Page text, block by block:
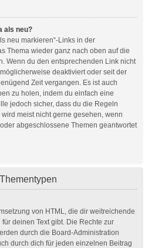
als neu?
neu markieren“-Links in der
Thema wieder ganz nach oben auf die
Wenn du den entsprechenden Link nicht
deaktiviert oder seit der
Zeit vergangen. Es ist auch
zu holen, indem du einfach eine
jedoch sicher, dass du die Regeln
meist nicht gerne gesehen, wenn
abgeschlossene Themen geantwortet
von HTML, die dir weitreichende
deinen Text gibt. Die Rechte zur
durch die Board-Administration
durch dich für jeden einzelnen Beitrag